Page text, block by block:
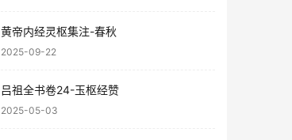
黄帝内经灵枢集注-春秋
2025-09-22
吕祖全书卷24-玉枢经赞
2025-05-03